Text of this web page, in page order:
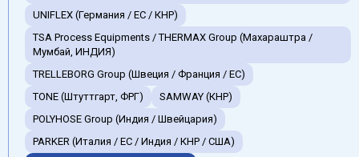
UNIFLEX (Германия / EC / КНР)
TSA Process Equipments / THERMAX Group (Махараштра /
Мумбай, ИНДИЯ)
TRELLEBORG Group (Швеция / Франция / ЕС)
TONE (Штуттгарт, ФРГ)
SAMWAY (КНР)
POLYHOSE Group (Индия / Швейцария)
PARKER (Италия / ЕС / Индия / КНР / США)